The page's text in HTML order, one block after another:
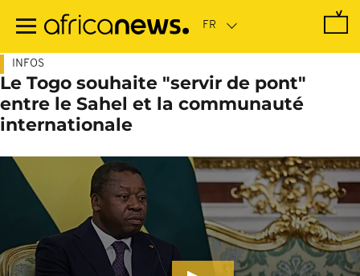
contenu
INFOS
Le Togo souhaite "servir de pont"
entre le Sahel et la communauté
internationale